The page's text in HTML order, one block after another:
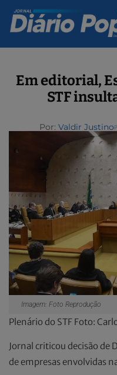
Em editorial,
STF
Por: Valdir Justino
Imagem: Foto Reprodução
Plenário do STF Foto:
Jornal criticou decisão de
de empresas envolvidas